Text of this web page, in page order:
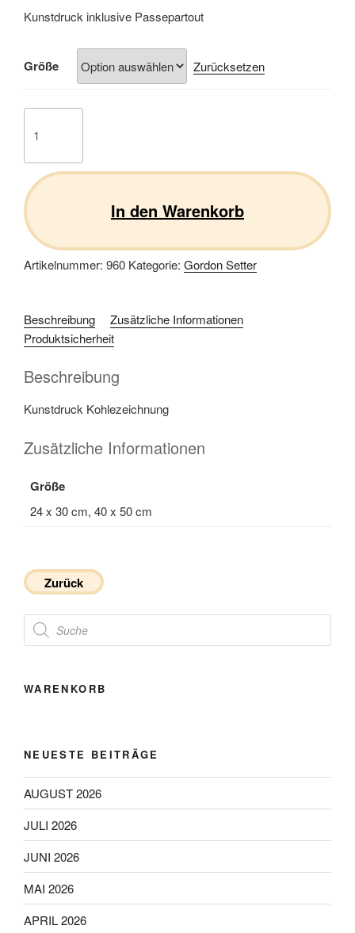
Kunstdruck inklusive Passepartout
Größe Zurücksetzen
Setter
Menge
In den Warenkorb
Artikelnummer: 960 Kategorie: Gordon Setter
Beschreibung
Zusätzliche Informationen
Produktsicherheit
Beschreibung
Kunstdruck Kohlezeichnung
Zusätzliche Informationen
Größe
24 x 30 cm, 40 x 50 cm
Zurück
Products
search
WARENKORB
NEUESTE BEITRÄGE
AUGUST 2026
JULI 2026
JUNI 2026
MAI 2026
APRIL 2026